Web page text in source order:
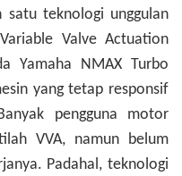
satu teknologi unggulan
Valve Actuation
Yamaha NMAX Turbo
yang tetap responsif
pengguna motor
VVA, namun belum
Padahal, teknologi